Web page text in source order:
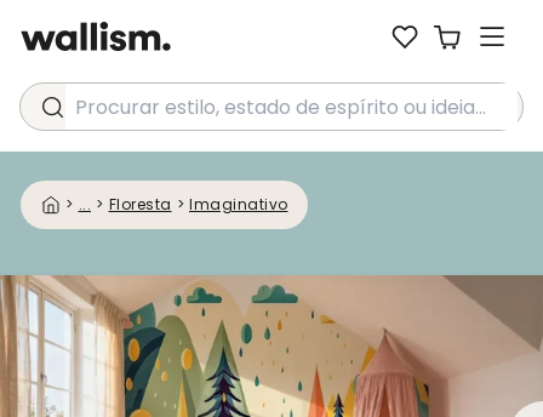
Procurar estilo, estado de espírito ou ideia...
> ... > Floresta > Imaginativo